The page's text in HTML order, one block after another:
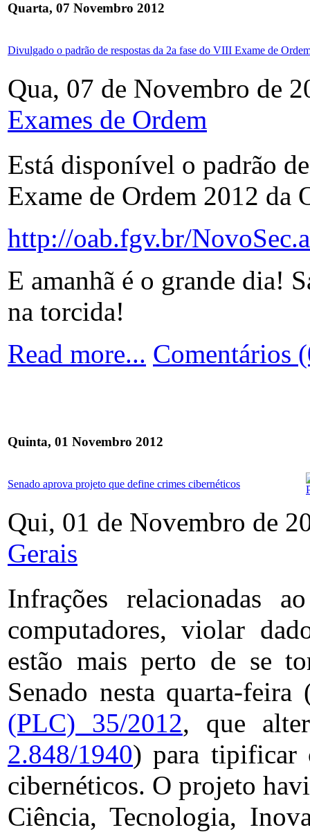
Quarta, 07 Novembro 2012
Divulgado o padrão de respostas da 2a fase do VIII Exame de
Qua, 07 de Novembro de
Exames de Ordem
Está disponível o padrão
Exame de Ordem 2012 da
http://oab.fgv.br/
E amanhã é o grande dia!
na torcida!
Read more... Comentários
Quinta, 01 Novembro 2012
Senado aprova projeto que define crimes cibernéticos
Qui, 01 de Novembro de
Gerais
Infrações relacionadas
computadores, violar
estão mais perto de se
Senado nesta quarta-
(PLC) 35/2012, que
2.848/1940) para tipificar
cibernéticos. O projeto
Ciência, Tecnologia,